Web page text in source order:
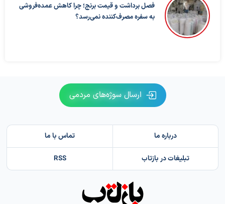
فصل برداشت و قیمت برنج؛ چرا کاهش عمده‌فروشی
به سفره مصرف‌کننده نمی‌رسد؟
ارسال سوژه‌های مردمی
درباره ما تماس با ما
تبلیغات در بازتاب RSS